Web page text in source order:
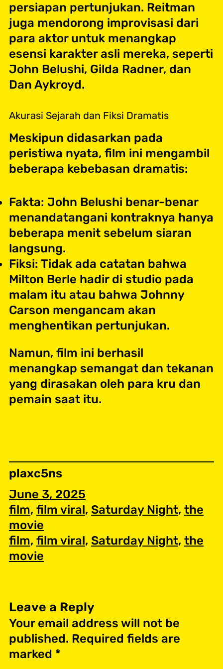
persiapan pertunjukan. Reitman
juga mendorong improvisasi dari
para aktor untuk menangkap
esensi karakter asli mereka, seperti
John Belushi, Gilda Radner, dan
Dan Aykroyd.
Akurasi Sejarah dan Fiksi Dramatis
Meskipun didasarkan pada
peristiwa nyata, film ini mengambil
beberapa kebebasan dramatis:
Fakta: John Belushi benar-benar
menandatangani kontraknya hanya
beberapa menit sebelum siaran
langsung.
Fiksi: Tidak ada catatan bahwa
Milton Berle hadir di studio pada
malam itu atau bahwa Johnny
Carson mengancam akan
menghentikan pertunjukan.
Namun, film ini berhasil
menangkap semangat dan tekanan
yang dirasakan oleh para kru dan
pemain saat itu.
plaxc5ns
June 3, 2025
film, film viral, Saturday Night, the
movie
film, film viral, Saturday Night, the
movie
Leave a Reply
Your email address will not be
published. Required fields are
marked *